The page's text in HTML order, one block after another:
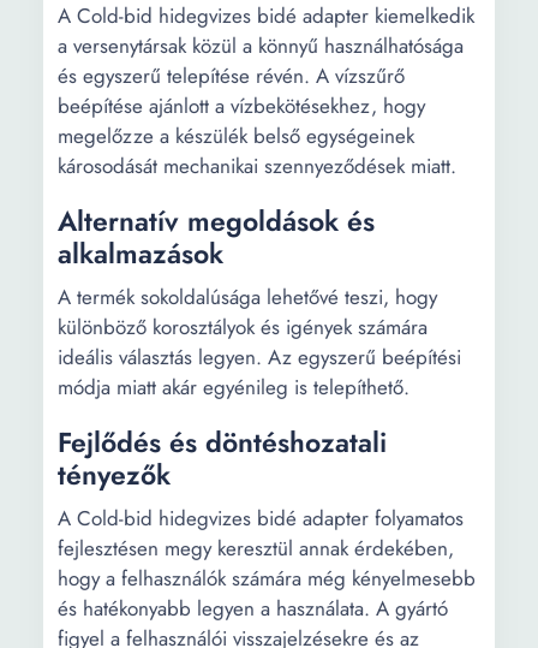
A Cold-bid hidegvizes bidé adapter kiemelkedik
a versenytársak közül a könnyű használhatósága
és egyszerű telepítése révén. A vízszűrő
beépítése ajánlott a vízbekötésekhez, hogy
megelőzze a készülék belső egységeinek
károsodását mechanikai szennyeződések miatt.
Alternatív megoldások és
alkalmazások
A termék sokoldalúsága lehetővé teszi, hogy
különböző korosztályok és igények számára
ideális választás legyen. Az egyszerű beépítési
módja miatt akár egyénileg is telepíthető.
Fejlődés és döntéshozatali
tényezők
A Cold-bid hidegvizes bidé adapter folyamatos
fejlesztésen megy keresztül annak érdekében,
hogy a felhasználók számára még kényelmesebb
és hatékonyabb legyen a használata. A gyártó
figyel a felhasználói visszajelzésekre és az